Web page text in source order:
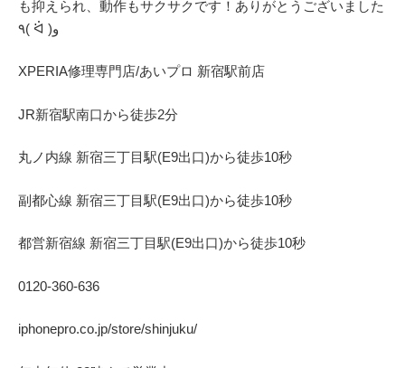
も抑えられ、動作もサクサクです！ありがとうございました
٩( ᐛ )و
XPERIA修理専門店/あいプロ 新宿駅前店
JR新宿駅南口から徒歩2分
丸ノ内線 新宿三丁目駅(E9出口)から徒歩10秒
副都心線 新宿三丁目駅(E9出口)から徒歩10秒
都営新宿線 新宿三丁目駅(E9出口)から徒歩10秒
0120-360-636
iphonepro.co.jp/store/shinjuku/